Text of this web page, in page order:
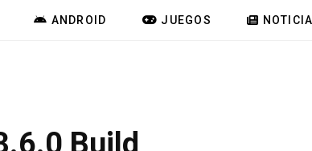
ANDROID JUEGOS NOTICIA
Build